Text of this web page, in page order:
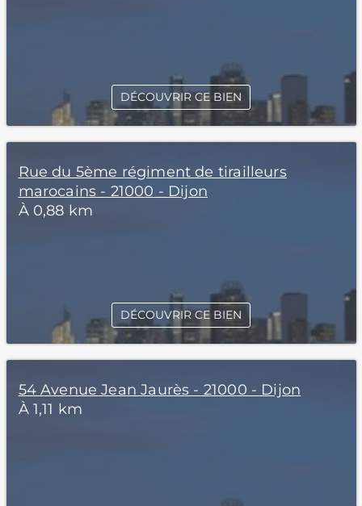
DÉCOUVRIR CE BIEN
Rue du 5ème régiment de tirailleurs
marocains - 21000 - Dijon
À 0,88 km
DÉCOUVRIR CE BIEN
54 Avenue Jean Jaurès - 21000 - Dijon
À 1,11 km